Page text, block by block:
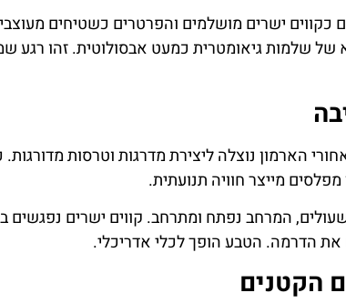
ישרים מושלמים והפרטרים כשטיחים
שלמות גיאומטרית כמעט אבסולוטית. זהו רגע
הארמון נוצלה ליצירת מדרגות וטרסות
מייצר חוויה תנועתית.
המרחב נפתח ומתרחב. קווים ישרים נפגשים
את הדרמה. הטבע הופך לכלי אדריכלי.
הקטנים